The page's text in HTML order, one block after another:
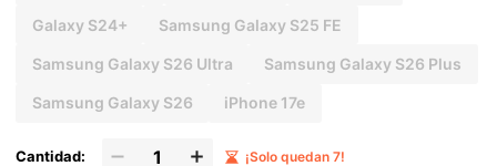
Galaxy S24+ Samsung Galaxy S25 FE
Samsung Galaxy S26 Ultra Samsung Galaxy S26 Plus
Samsung Galaxy S26 iPhone 17e
Cantidad: ¡Solo quedan 7!